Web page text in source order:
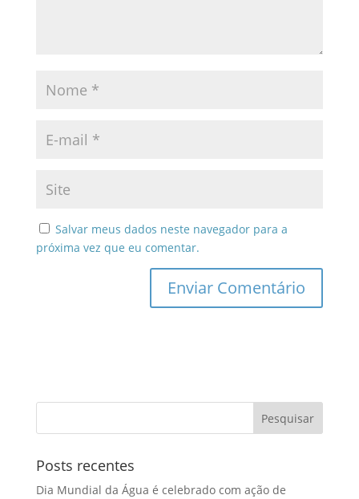
Salvar meus dados neste navegador para a
próxima vez que eu comentar.
Posts recentes
Dia Mundial da Água é celebrado com ação de